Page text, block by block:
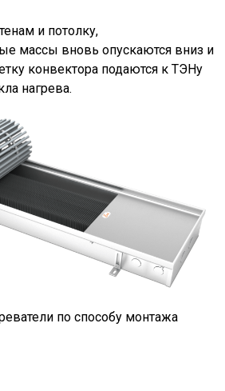
и потолку,
массы вновь опускаются вниз и
конвектора подаются к ТЭНу
нагрева.
по способу монтажа